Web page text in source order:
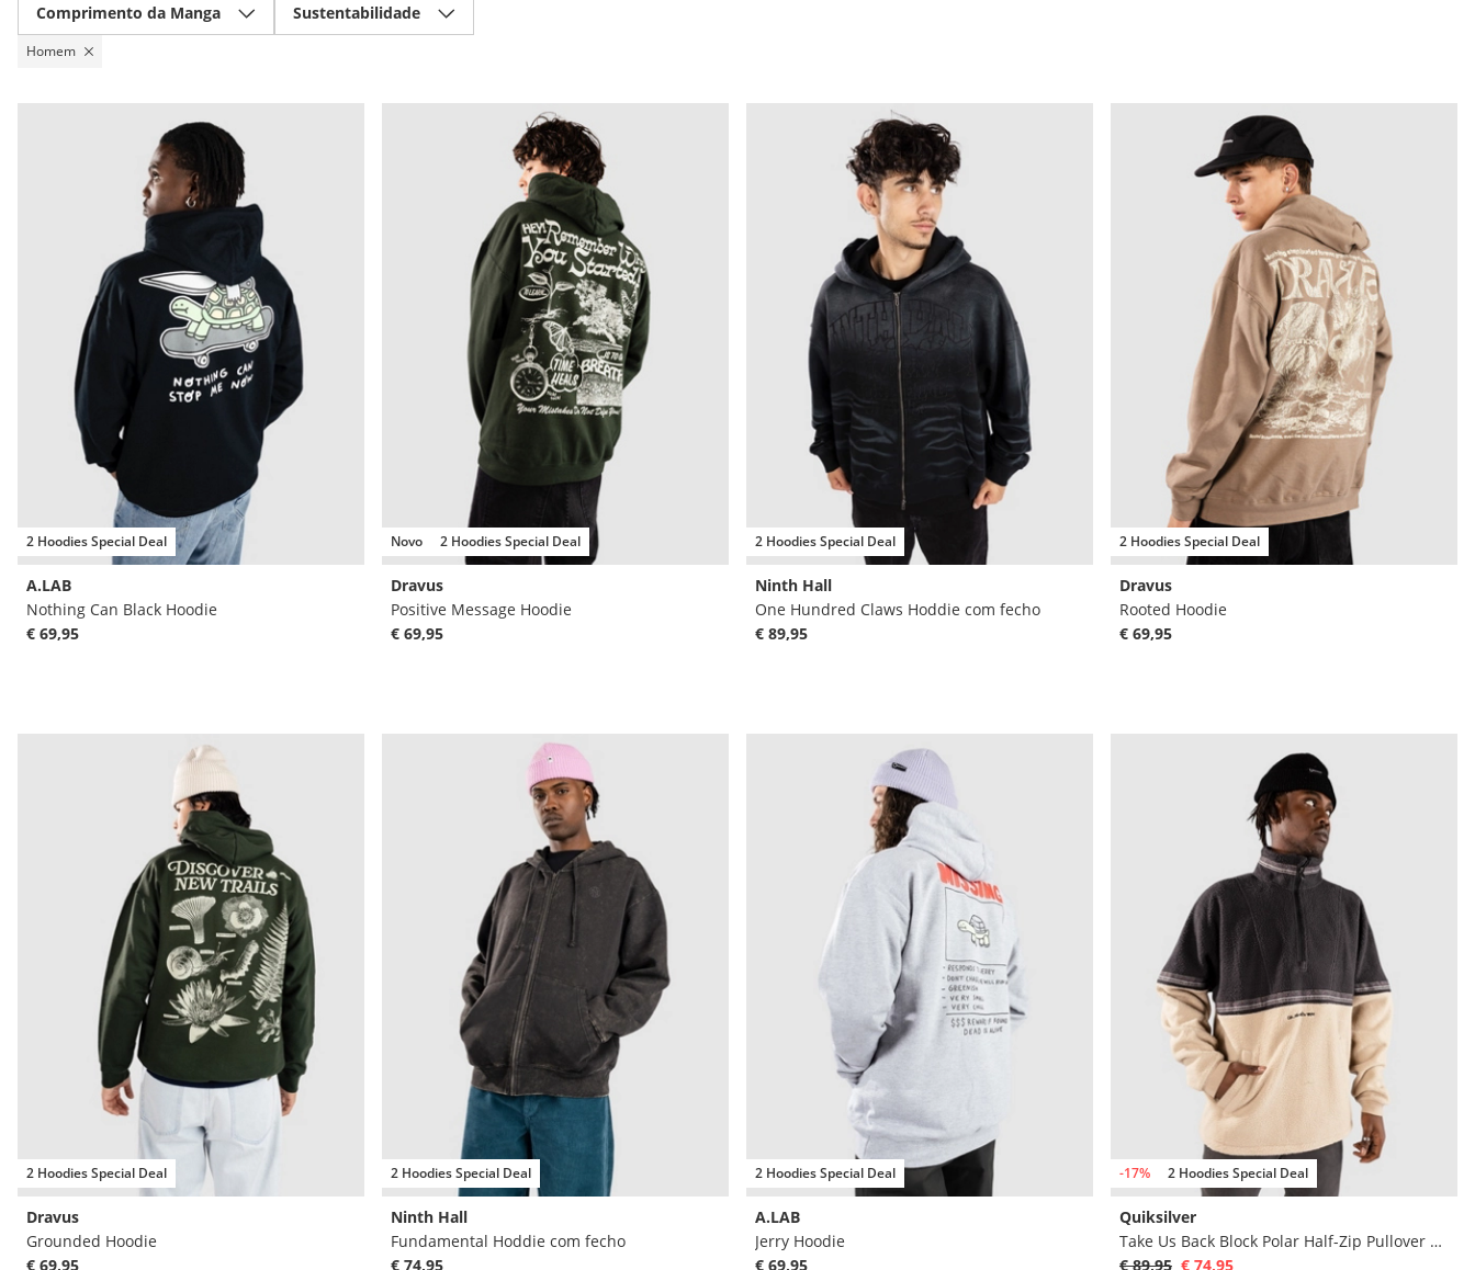
Comprimento da Manga Sustentabilidade
Homem
2 Hoodies Special Deal
A.LAB
Nothing Can Black Hoodie
€ 69,95
Novo 2 Hoodies Special Deal
Dravus
Positive Message Hoodie
€ 69,95
2 Hoodies Special Deal
Ninth Hall
One Hundred Claws Hoddie com fecho
€ 89,95
2 Hoodies Special Deal
Dravus
Rooted Hoodie
€ 69,95
2 Hoodies Special Deal
Dravus
Grounded Hoodie
€ 69,95
2 Hoodies Special Deal
Ninth Hall
Fundamental Hoddie com fecho
€ 74,95
2 Hoodies Special Deal
A.LAB
Jerry Hoodie
€ 69,95
-17% 2 Hoodies Special Deal
Quiksilver
Take Us Back Block Polar Half-Zip Pullover Polar
€ 89,95 € 74,95